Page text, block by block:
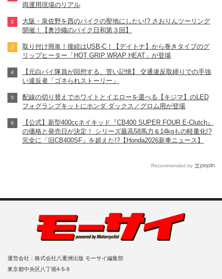
両運用現場のリアル
大阪・泉佐野を西のバイクの聖地にしたい!? さおりんツーリング
開催！【奥沙織のバイク日和第３回】
取り付け簡単！接続はUSB-C！【デイトナ】から巻きタイプのグ
リップヒーター「HOT GRIP WRAP HEAT」が登場
【元白バイ隊員が回想する、苦い記憶】 交通違反取締りでの手強
い違反者「ゴネられストーリー」
配線の切り替えでホワイトとイエローを選べる【キジマ】のLED
フォグランプキットにホンダ ダックス／グロム用が登場
【公式】新型400ccネイキッド『CB400 SUPER FOUR E-Clutch』
の価格と発売日が決定！ シリーズ最高58馬力＆14kgもの軽量化!?
完全に「旧CB400SF」を超えた!?【Honda2026新車ニュース】
Recommended by
運営会社：株式会社八重洲出版 モーサイ編集部
東京都中央区八丁堀4-5-9